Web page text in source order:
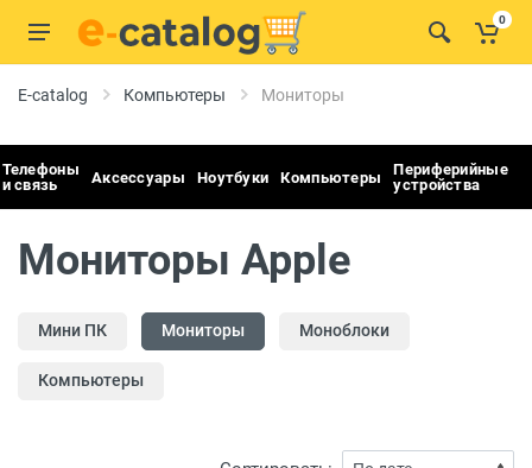
0
E-catalog Компьютеры Мониторы
Телефоны
и связь
Аксессуары Ноутбуки Компьютеры
Периферийные
устройства
Мониторы Apple
Мини ПК Мониторы Моноблоки
Компьютеры